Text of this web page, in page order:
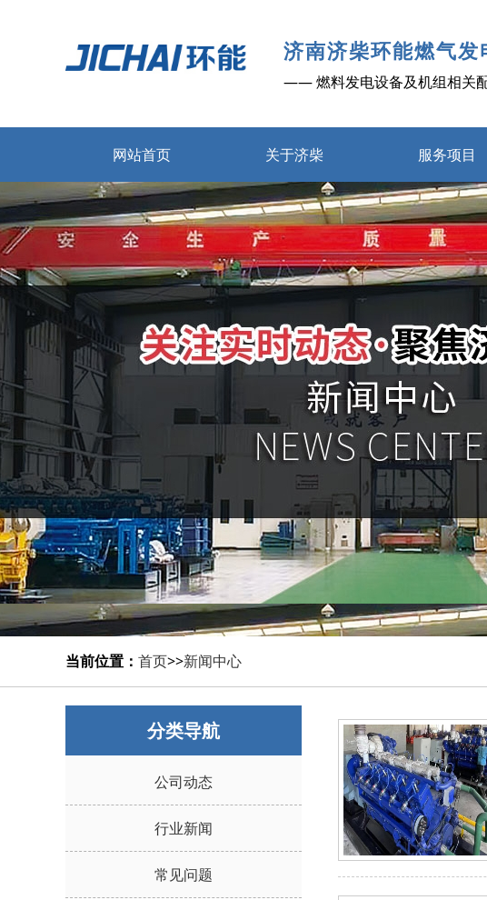
济南济柴环能燃气发
—— 燃料发电设备及机组相关
网站首页 关于济柴 服务项目
当前位置： 首页>>新闻中心
分类导航
公司动态
行业新闻
常见问题